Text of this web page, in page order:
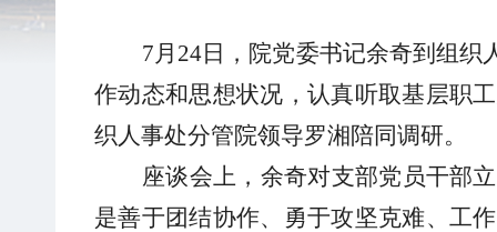
7月24日，院党委书记余奇到组
作动态和思想状况，认真听取基层职
织人事处分管院领导罗湘陪同调研。
座谈会上，余奇对支部党员干部
是善于团结协作、勇于攻坚克难、工